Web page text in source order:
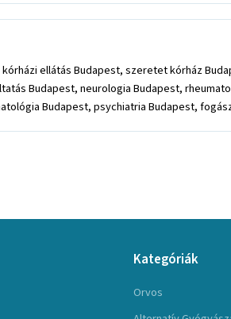
ellátás Budapest, szeretet kórház
Budapest, neurologia Budapest,
Budapest, psychiatria Budapest,
Kategóriák
Orvos